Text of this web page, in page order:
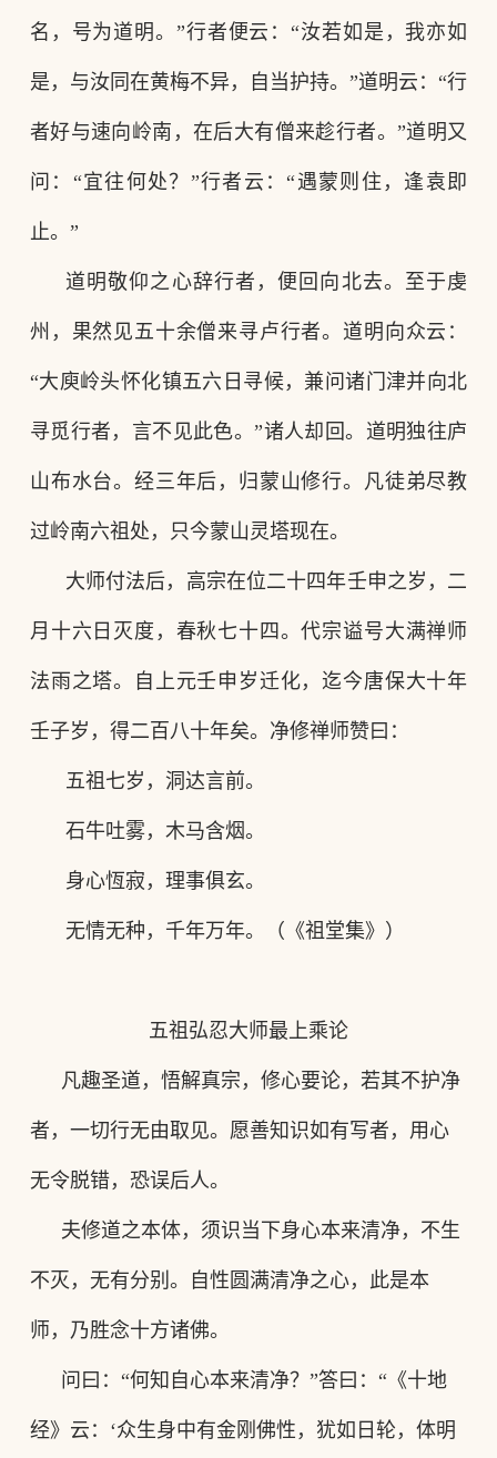
名，号为道明。”行者便云：“汝若如是，我亦如
是，与汝同在黄梅不异，自当护持。”道明云：“行
者好与速向岭南，在后大有僧来趁行者。”道明又
问：“宜往何处？”行者云：“遇蒙则住，逢袁即
止。”
道明敬仰之心辞行者，便回向北去。至于虔
州，果然见五十余僧来寻卢行者。道明向众云：
“大庾岭头怀化镇五六日寻候，兼问诸门津并向北
寻觅行者，言不见此色。”诸人却回。道明独往庐
山布水台。经三年后，归蒙山修行。凡徒弟尽教
过岭南六祖处，只今蒙山灵塔现在。
大师付法后，高宗在位二十四年壬申之岁，二
月十六日灭度，春秋七十四。代宗谥号大满禅师
法雨之塔。自上元壬申岁迁化，迄今唐保大十年
壬子岁，得二百八十年矣。净修禅师赞曰：
五祖七岁，洞达言前。
石牛吐雾，木马含烟。
身心恆寂，理事俱玄。
无情无种，千年万年。（《祖堂集》）
五祖弘忍大师最上乘论
凡趣圣道，悟解真宗，修心要论，若其不护净
者，一切行无由取见。愿善知识如有写者，用心
无令脱错，恐误后人。
夫修道之本体，须识当下身心本来清净，不生
不灭，无有分别。自性圆满清净之心，此是本
师，乃胜念十方诸佛。
问曰 ： “何知自心本来清净？ ”答曰 ： “《十地
经》云 ： ‘众生身中有金刚佛性，犹如日轮，体明